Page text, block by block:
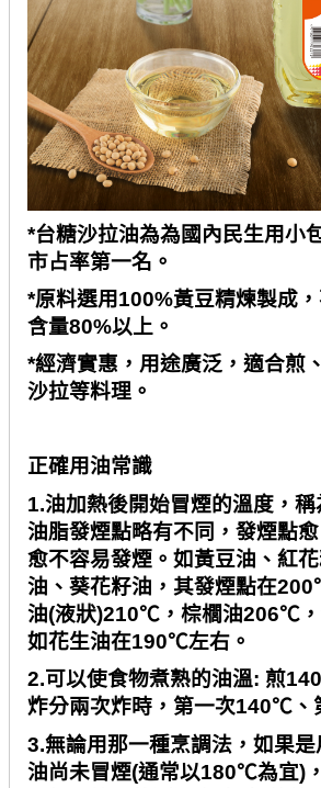
*台糖沙拉油為為國內民生用小
市占率第一名。
*原料選用100%黃豆精煉製成
含量80%以上。
*經濟實惠，用途廣泛，適合煎
沙拉等料理。
正確用油常識
1.油加熱後開始冒煙的溫度，
油脂發煙點略有不同，發煙點
愈不容易發煙。如黃豆油、紅
油、葵花籽油，其發煙點在
油(液狀)210℃ ，棕櫚油206℃
如花生油在190℃左右。
2.可以使食物煮熟的油溫: 煎
炸分兩次炸時，第一次140℃
3.無論用那一種烹調法，如果
油尚未冒煙(通常以180℃為宜)